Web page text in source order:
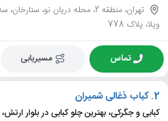
تهران، منطقه 2، محله دریان نو،
ویلا، پلاک 778
تماس مسیریابی
2. کباب ذغالی شمیران
کبابی و جگرکی، بهترین چلو کبابی در بلوار